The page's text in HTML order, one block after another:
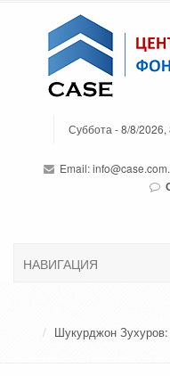
Суббота - 8/8/2026,
Email:
НАВИГАЦИЯ
Шукурджон